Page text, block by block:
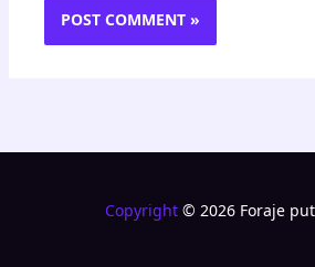
Copyright © 2026 Foraje